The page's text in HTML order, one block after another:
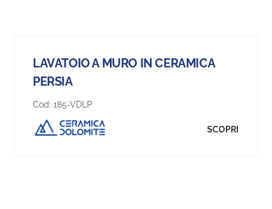
LAVATOIO A MURO IN CERAMICA
PERSIA
Cod: 185-VDLP
SCOPRI